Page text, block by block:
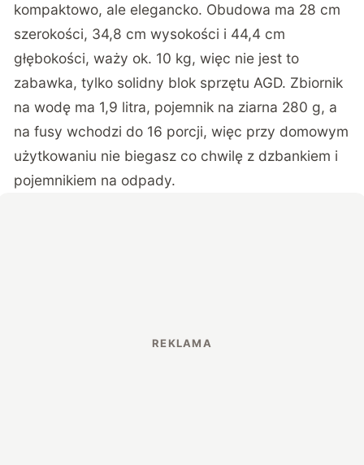
kompaktowo, ale elegancko. Obudowa ma 28 cm
szerokości, 34,8 cm wysokości i 44,4 cm
głębokości, waży ok. 10 kg, więc nie jest to
zabawka, tylko solidny blok sprzętu AGD. Zbiornik
na wodę ma 1,9 litra, pojemnik na ziarna 280 g, a
na fusy wchodzi do 16 porcji, więc przy domowym
użytkowaniu nie biegasz co chwilę z dzbankiem i
pojemnikiem na odpady.